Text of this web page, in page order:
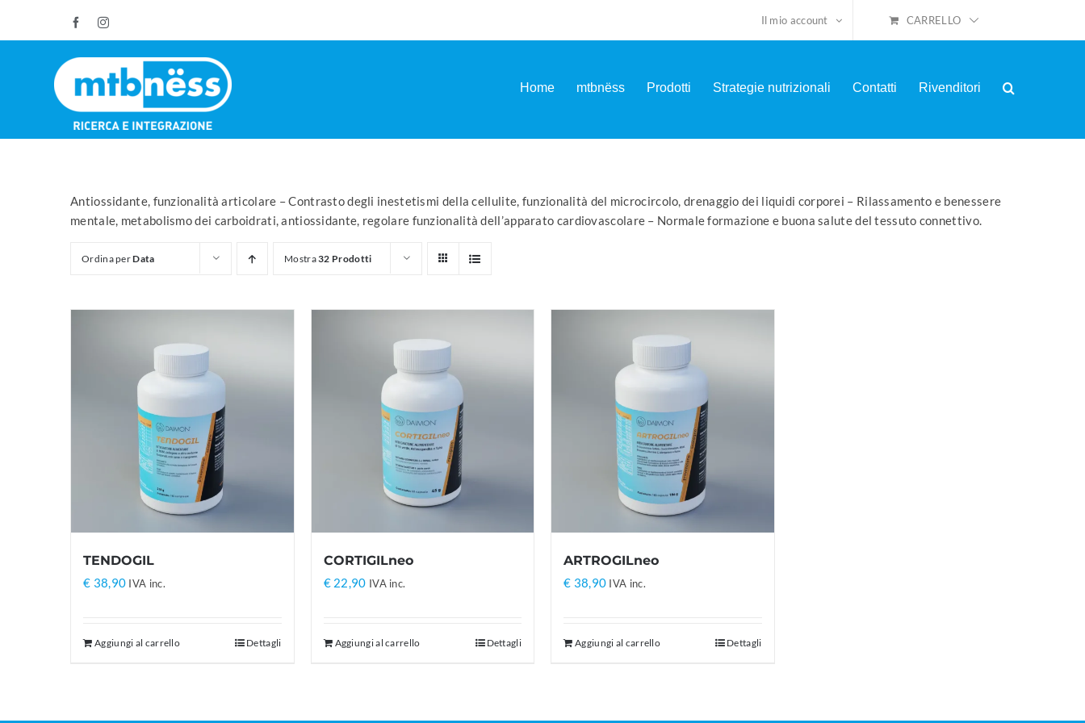
FacebookInstagram Il mio account CARRELLO
Home mtbnëss Prodotti Strategie nutrizionali Contatti Rivenditori
Antiossidante, funzionalità articolare – Contrasto degli inestetismi della cellulite, funzionalità del microcircolo, drenaggio dei liquidi corporei – Rilassamento e benessere
mentale, metabolismo dei carboidrati, antiossidante, regolare funzionalità dell’apparato cardiovascolare – Normale formazione e buona salute del tessuto connettivo.
Ordina perData Mostra32 Prodotti
TENDOGIL
€ 38,90 IVA inc.
Aggiungi al carrello Dettagli
CORTIGILneo
€22,90 IVA inc.
Aggiungi al carrello Dettagli
ARTROGILneo
€ 38,90 IVA inc.
Aggiungi al carrello Dettagli